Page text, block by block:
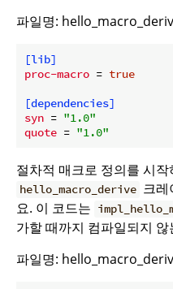
파일명:
[lib]
proc-macro = true
[dependencies]
syn = "1.0"
quote = "1.0"
절차적 매크로 정의를 시
hello_macro_derive 크
요. 이 코드는
가할 때까지 컴파일되지
파일명: